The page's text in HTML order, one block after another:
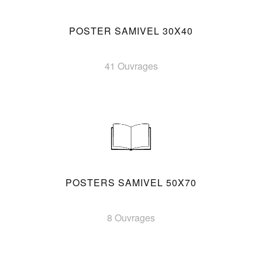
POSTER SAMIVEL 30X40
41 Ouvrages
POSTERS SAMIVEL 50X70
8 Ouvrages